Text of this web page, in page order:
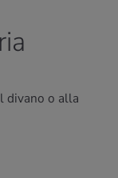
divano o alla